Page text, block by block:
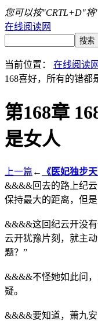
您可以按"CRTL+D"将
在线阅读网
当前位置： 在线阅读网
168喜好，所有的错都
第168章
是女人
上一篇 ← 《医妃独步天
&&&&回去的路上纪
保持最大的距离，但
&&&&这回纪云开没
云开犹豫片刻，就主
题？”
&&&&不怪她如此问
疑。
&&&&要知道，萧九